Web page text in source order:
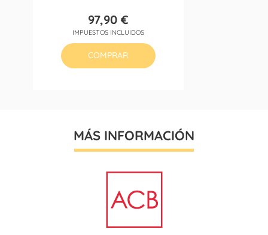
Precio
97,90 €
IMPUESTOS INCLUIDOS
COMPRAR
MÁS INFORMACIÓN